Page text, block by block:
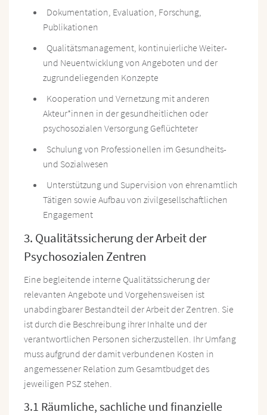
Dokumentation, Evaluation, Forschung,
Publikationen
Qualitätsmanagement, kontinuierliche Weiter-
und Neuentwicklung von Angeboten und der
zugrundeliegenden Konzepte
Kooperation und Vernetzung mit anderen
Akteur*innen in der gesundheitlichen oder
psychosozialen Versorgung Geflüchteter
Schulung von Professionellen im Gesundheits-
und Sozialwesen
Unterstützung und Supervision von ehrenamtlich
Tätigen sowie Aufbau von zivilgesellschaftlichen
Engagement
3. Qualitätssicherung der Arbeit der
Psychosozialen Zentren
Eine begleitende interne Qualitätssicherung der
relevanten Angebote und Vorgehensweisen ist
unabdingbarer Bestandteil der Arbeit der Zentren. Sie
ist durch die Beschreibung ihrer Inhalte und der
verantwortlichen Personen sicherzustellen. Ihr Umfang
muss aufgrund der damit verbundenen Kosten in
angemessener Relation zum Gesamtbudget des
jeweiligen PSZ stehen.
3.1 Räumliche, sachliche und finanzielle